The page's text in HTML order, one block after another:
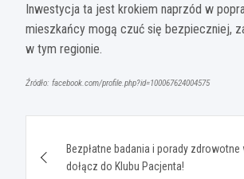
Inwestycja ta jest krokiem naprzód w
mieszkańcy mogą czuć się bezpieczniej,
w tym regionie.
Źródło: facebook.com/profile.php?id=100067624004575
wpisuBezpłatne badania i porady zdrowotne
dołącz do Klubu Pacjenta!